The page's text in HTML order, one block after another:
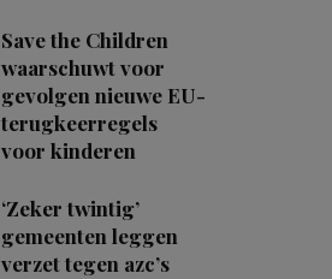
Save the Children
waarschuwt voor
gevolgen nieuwe EU-
terugkeerregels
voor kinderen
‘Zeker twintig’
gemeenten leggen
verzet tegen azc’s